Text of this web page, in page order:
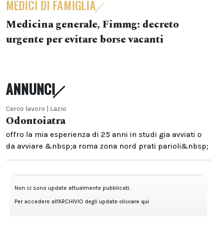
MEDICI DI FAMIGLIA
Medicina generale, Fimmg: decreto
urgente per evitare borse vacanti
ANNUNCI
Cerco lavoro | Lazio
Odontoiatra
offro la mia esperienza di 25 anni in studi gia avviati o
da avviare &nbsp;a roma zona nord prati parioli&nbsp;